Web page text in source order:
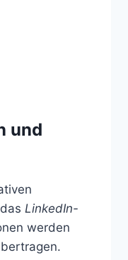
und
LinkedIn-
werden